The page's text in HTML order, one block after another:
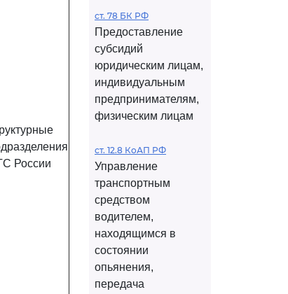
России
ст. 78 БК РФ
Предоставление
субсидий
юридическим лицам,
индивидуальным
предпринимателям,
физическим лицам
ст. 12.8 КоАП РФ
Управление
транспортным
средством
водителем,
находящимся в
состоянии
опьянения,
передача